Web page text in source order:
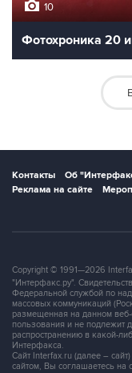
10
Фотохроника 20
Контакты Об
Реклама на сайте
Copyright © 1991—2026
"Интерфакс.ру".
Федеральной службой по
массовых коммуникаций
размещенная на данном веб-
пользования и не подлежит
распространению в какой-
Интерфакса.
Сайт Interfax.ru (далее –
сайтом, Вы соглашаетесь на